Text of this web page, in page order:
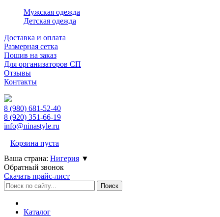
Мужская одежда
Детская одежда
Доставка и оплата
Размерная сетка
Пошив на заказ
Для организаторов СП
Отзывы
Контакты
8 (980) 681-52-40
8 (920) 351-66-19
info@ninastyle.ru
Корзина пуста
Ваша страна: Нигерия ▼
Обратный звонок
Скачать прайс-лист
Каталог